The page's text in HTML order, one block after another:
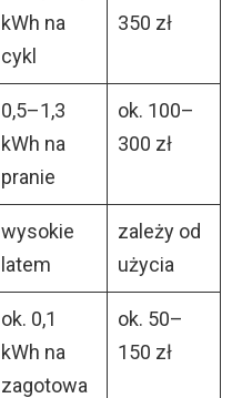
kWh na
cykl
350 zł
0,5–1,3
kWh na
pranie
ok. 100–
300 zł
wysokie
latem
zależy od
użycia
ok. 0,1
kWh na
zagotowa
ok. 50–
150 zł